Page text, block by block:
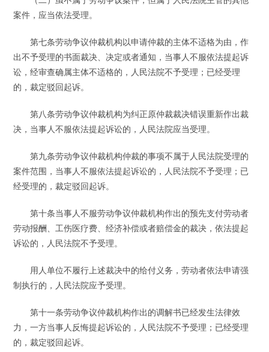
案件，应当依法受理。
第七条劳动争议仲裁机构以申请仲裁的主体不适格为由，作
出不予受理的书面裁决、决定或者通知，当事人不服依法提起诉
讼，经审查确属主体不适格的，人民法院不予受理；已经受理
的，裁定驳回起诉。
第八条劳动争议仲裁机构为纠正原仲裁裁决错误重新作出裁
决，当事人不服依法提起诉讼的，人民法院应当受理。
第九条劳动争议仲裁机构仲裁的事项不属于人民法院受理的
案件范围，当事人不服依法提起诉讼的，人民法院不予受理；已
经受理的，裁定驳回起诉。
第十条当事人不服劳动争议仲裁机构作出的预先支付劳动者
劳动报酬、工伤医疗费、经济补偿或者赔偿金的裁决，依法提起
诉讼的，人民法院不予受理。
用人单位不履行上述裁决中的给付义务，劳动者依法申请强
制执行的，人民法院应予受理。
第十一条劳动争议仲裁机构作出的调解书已经发生法律效
力，一方当事人反悔提起诉讼的，人民法院不予受理；已经受理
的，裁定驳回起诉。